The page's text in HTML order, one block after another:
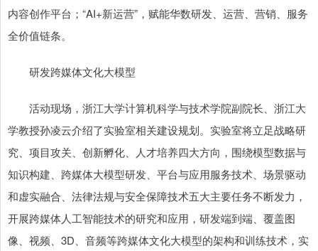
内容创作平台；“AI+新运营”，赋能华数研发、运营、营销、服务
全价值链条。
研发跨媒体文化大模型
活动现场，浙江大学计算机科学与技术学院副院长、浙江大
学教授孙凌云介绍了实验室相关建设规划。实验室将立足战略研
究、项目攻关、创新孵化、人才培养四大方向，围绕模型数据与
知识构建、跨媒体大模型研发、平台与应用服务技术、场景驱动
和虚实融合、法律法规与安全保障技术五大主要任务不断发力，
开展跨媒体人工智能技术的研究和应用，研发端到端、覆盖图
像、视频、3D、音频等跨媒体文化大模型的架构和训练技术，实